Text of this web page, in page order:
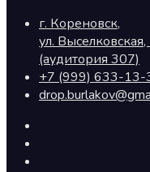
г. Кореновск,
ул.
(аудитория 307)
+7 (999) 633-13-